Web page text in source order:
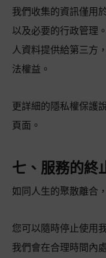
我們收集的資訊僅用
以及必要的行政管理
人資料提供給第三方
法權益。
更詳細的隱私權保護
頁面。
七、服務的終
如同人生的聚散離合
您可以隨時停止使用
我們會在合理時間內